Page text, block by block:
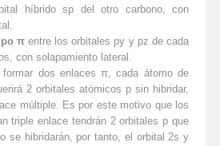
híbrido sp del otro carbono, con
πentre los orbitales py y pz de cada
con solapamiento lateral.
formar dos enlaces π, cada átomo de
2 orbitales atómicos p sin hibridar,
múltiple. Es por este motivo que los
triple enlace tendrán 2 orbitales p que
se hibridarán, por tanto, el orbital 2s y